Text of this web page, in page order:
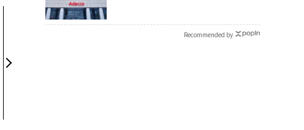
なぜ“眠っていた環境技
月島JFEアクアソリュー
果を左右する――「BAKUN
パシオが描く
Recommended by